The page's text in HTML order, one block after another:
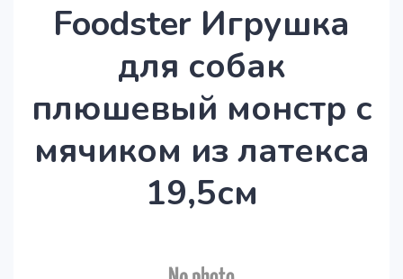
Foodster Игрушка
для собак
плюшевый монстр с
мячиком из латекса
19,5см